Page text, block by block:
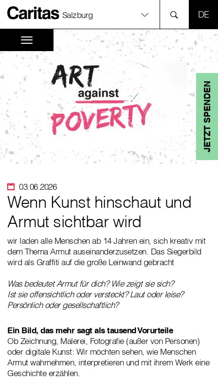
Salzburg
JETZT SPENDEN
03.06.2026
Wenn Kunst hinschaut und
Armut sichtbar wird
wir laden alle Menschen ab 14 Jahren ein, sich kreativ mit
dem Thema Armut auseinanderzusetzen. Das Siegerbild
wird als Graffiti auf die große Leinwand gebracht
Was bedeutet Armut für dich? Wie zeigt sie sich?
Ist sie offensichtlich oder versteckt? Laut oder leise?
Persönlich oder gesellschaftlich?
Ein Bild, das mehr sagt als tausend Vorurteile
Ob Zeichnung, Malerei, Fotografie (außer von Personen)
oder digitale Kunst: Wir möchten sehen, wie Menschen
Armut wahrnehmen, interpretieren und mit ihrem Werk eine
Geschichte erzählen.